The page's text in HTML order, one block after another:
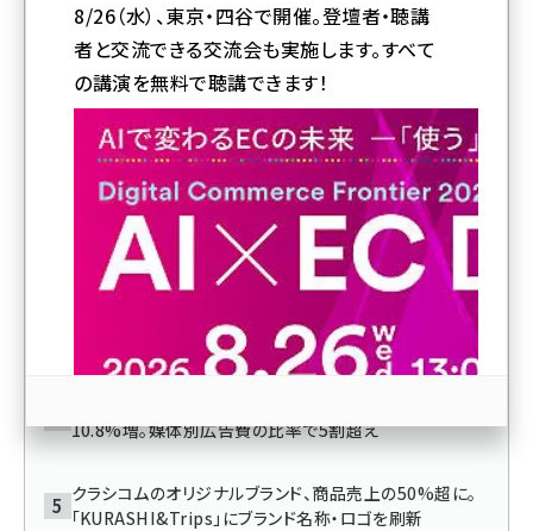
yahoo (1908)
楽天 (1877)
アスクル (1122)
base (1084)
ビィ・フォアード (782)
revico (745)
人気記事ランキング
家具ECの「LOWYA」、UGC＋ユーザーインタビューの連
載型コンテンツ企画をECサイト内で展開
「儲かる仕組み」は商品だけじゃない！？ 利益を生むビジ
ネスモデルの作り方【ネッ担まとめ】
「TikTok Shop」で売れる秘訣は？ 上半期トレンド大賞
2026で「ヒットアイテム部門賞」受賞の松屋フーズの例
10.8%増。媒体別広告費の比率で5割超え
クラシコムのオリジナルブランド、商品売上の50%超に。
「KURASHI&Trips」にブランド名称・ロゴを刷新
8/26（水）、東京・四谷で開催。登壇者・聴講
者と交流できる交流会も実施します。すべて
の講演を無料で聴講できます！
参加登録はこちら↑